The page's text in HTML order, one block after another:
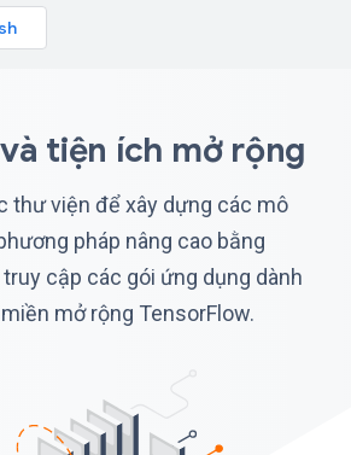
tiện ích mở rộng
thư viện để xây dựng các mô
pháp nâng cao bằng
cập các gói ứng dụng dành
mở rộng TensorFlow.